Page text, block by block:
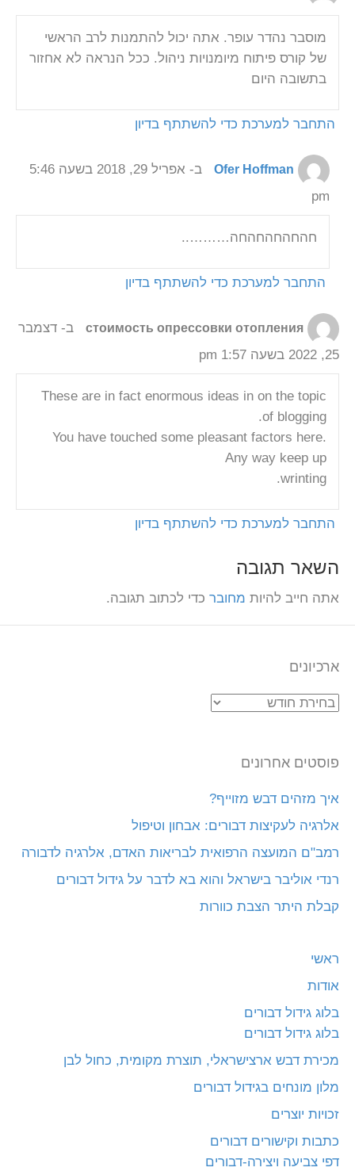
מוסבר נהדר עופר. אתה יכול להתמנות לרב הראשי
של קורס פיתוח מיומנויות ניהול. ככל הנראה לא אחזור
בתשובה היום
התחבר למערכת כדי להשתתף בדיון
Ofer Hoffman
ב- אפריל 29, 2018 בשעה 5:46
pm
חהחהחהחהחה………..
התחבר למערכת כדי להשתתף בדיון
стоимость опрессовки отопления
ב- דצמבר
25, 2022 בשעה 1:57 pm
These are in fact enormous ideas in on the topic
of blogging.
You have touched some pleasant factors here.
Any way keep up
wrinting.
התחבר למערכת כדי להשתתף בדיון
השאר תגובה
אתה חייב להיות מחובר כדי לכתוב תגובה.
ארכיונים
ארכיונים
פוסטים אחרונים
איך מזהים דבש מזוייף?
אלרגיה לעקיצות דבורים: אבחון וטיפול
רמב"ם המועצה הרפואית לבריאות האדם, אלרגיה לדבורה
רנדי אוליבר בישראל והוא בא לדבר על גידול דבורים
קבלת היתר הצבת כוורות
ראשי
אודות
בלוג גידול דבורים
בלוג גידול דבורים
מכירת דבש ארצישראלי, תוצרת מקומית, כחול לבן
מלון מונחים בגידול דבורים
זכויות יוצרים
כתבות וקישורים דבורים
דפי צביעה ויצירה-דבורים